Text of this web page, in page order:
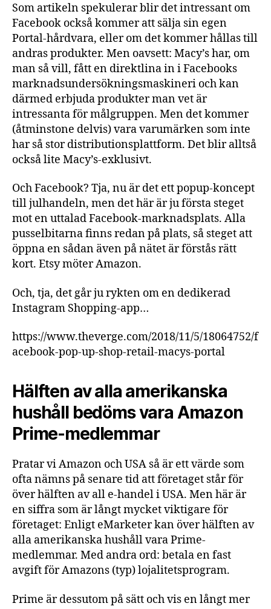
Som artikeln spekulerar blir det intressant om
Facebook också kommer att sälja sin egen
Portal-hårdvara, eller om det kommer hållas till
andras produkter. Men oavsett: Macy’s har, om
man så vill, fått en direktlina in i Facebooks
marknadsundersökningsmaskineri och kan
därmed erbjuda produkter man vet är
intressanta för målgruppen. Men det kommer
(åtminstone delvis) vara varumärken som inte
har så stor distributionsplattform. Det blir alltså
också lite Macy’s-exklusivt.
Och Facebook? Tja, nu är det ett popup-koncept
till julhandeln, men det här är ju första steget
mot en uttalad Facebook-marknadsplats. Alla
pusselbitarna finns redan på plats, så steget att
öppna en sådan även på nätet är förstås rätt
kort. Etsy möter Amazon.
Och, tja, det går ju rykten om en dedikerad
Instagram Shopping-app…
https://www.theverge.com/2018/11/5/18064752/f
acebook-pop-up-shop-retail-macys-portal
Hälften av alla amerikanska
hushåll bedöms vara Amazon
Prime-medlemmar
Pratar vi Amazon och USA så är ett värde som
ofta nämns på senare tid att företaget står för
över hälften av all e-handel i USA. Men här är
en siffra som är långt mycket viktigare för
företaget: Enligt eMarketer kan över hälften av
alla amerikanska hushåll vara Prime-
medlemmar. Med andra ord: betala en fast
avgift för Amazons (typ) lojalitetsprogram.
Prime är dessutom på sätt och vis en långt mer